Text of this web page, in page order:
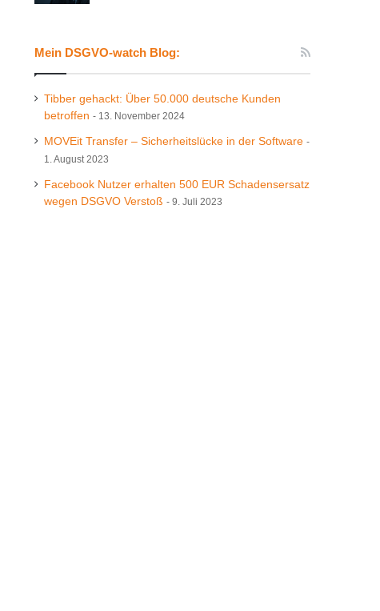
Mein DSGVO-watch Blog:
Tibber gehackt: Über 50.000 deutsche Kunden
betroffen
13. November 2024
MOVEit Transfer – Sicherheitslücke in der Software
1. August 2023
Facebook Nutzer erhalten 500 EUR Schadensersatz
wegen DSGVO Verstoß
9. Juli 2023